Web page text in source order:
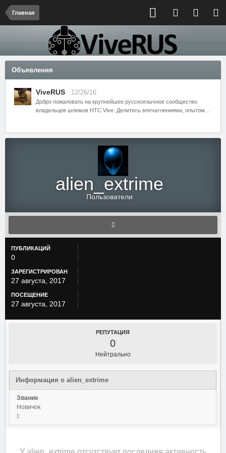
Главная
Объявления
ViveRUS 12/26/16
Добро пожаловать на крупнейшее русскоязычное сообщество
владельцев шлемов HTC Vive. Делитесь впечатлениями, опытом...
alien_extrime
Пользователи
ПУБЛИКАЦИЙ
0
ЗАРЕГИСТРИРОВАН
27 августа, 2017
ПОСЕЩЕНИЕ
27 августа, 2017
РЕПУТАЦИЯ
0
Нейтрально
Информация о alien_extrime
Звание
Новичок